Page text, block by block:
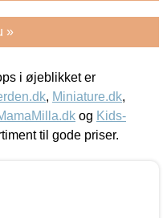
»
i øjeblikket er
, Miniature.dk,
og Kids-
til gode priser.